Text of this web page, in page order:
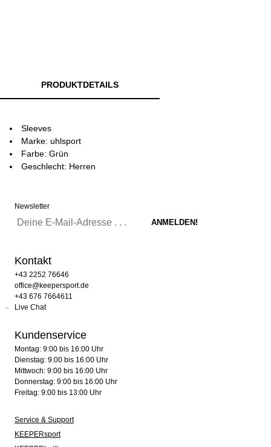
PRODUKTDETAILS
Sleeves
Marke: uhlsport
Farbe: Grün
Geschlecht: Herren
Newsletter
Kontakt
+43 2252 76646
office@keepersport.de
+43 676 7664611
Live Chat
Kundenservice
Montag: 9:00 bis 16:00 Uhr
Dienstag: 9:00 bis 16:00 Uhr
Mittwoch: 9:00 bis 16:00 Uhr
Donnerstag: 9:00 bis 16:00 Uhr
Freitag: 9:00 bis 13:00 Uhr
Service & Support
KEEPERsport